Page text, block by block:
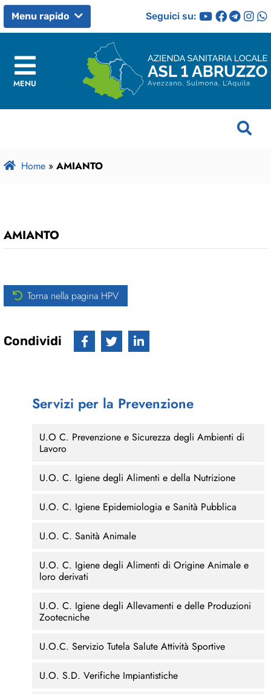
Menu rapido Seguici su:
MENU
Home » AMIANTO
AMIANTO
Torna nella pagina HPV
Condividi
Servizi per la Prevenzione
U.O C. Prevenzione e Sicurezza degli Ambienti di
Lavoro
U.O. C. Igiene degli Alimenti e della Nutrizione
U.O. C. Igiene Epidemiologia e Sanità Pubblica
U.O. C. Sanità Animale
U.O. C. Igiene degli Alimenti di Origine Animale e
loro derivati
U.O. C. Igiene degli Allevamenti e delle Produzioni
Zootecniche
U.O.C. Servizio Tutela Salute Attività Sportive
U.O. S.D. Verifiche Impiantistiche